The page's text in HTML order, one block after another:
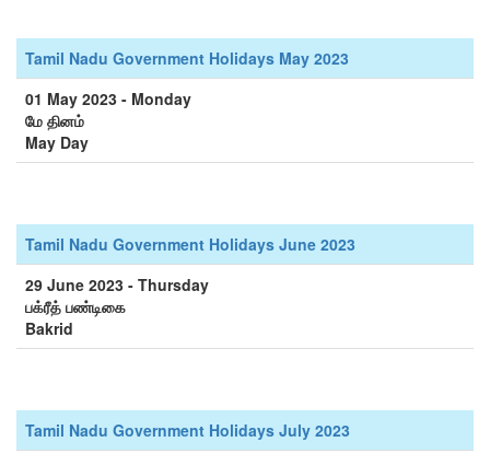
Tamil Nadu Government Holidays May 2023
01 May 2023 - Monday
மே தினம்
May Day
Tamil Nadu Government Holidays June 2023
29 June 2023 - Thursday
பக்ரீத் பண்டிகை
Bakrid
Tamil Nadu Government Holidays July 2023